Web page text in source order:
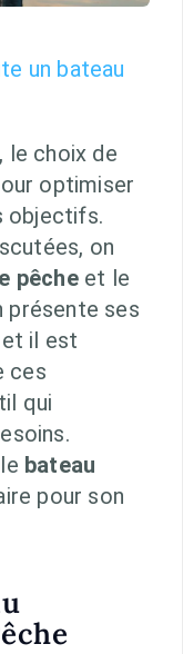
un bateau
le choix de
optimiser
objectifs.
on
pêcheet le
présente ses
il est
ces
qui
bateau
pour son